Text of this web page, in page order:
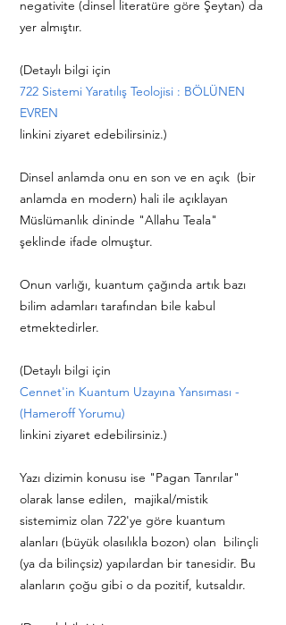
negativite (dinsel literatüre göre Şeytan) da
yer almıştır.
(Detaylı bilgi için
722 Sistemi Yaratılış Teolojisi : BÖLÜNEN
EVREN
linkini ziyaret edebilirsiniz.)
Dinsel anlamda onu en son ve en açık (bir
anlamda en modern) hali ile açıklayan
Müslümanlık dininde "Allahu Teala"
şeklinde ifade olmuştur.
Onun varlığı, kuantum çağında artık bazı
bilim adamları tarafından bile kabul
etmektedirler.
(Detaylı bilgi için
Cennet'in Kuantum Uzayına Yansıması -
(Hameroff Yorumu)
linkini ziyaret edebilirsiniz.)
Yazı dizimin konusu ise "Pagan Tanrılar"
olarak lanse edilen, majikal/mistik
sistemimiz olan 722'ye göre kuantum
alanları (büyük olasılıkla bozon) olan bilinçli
(ya da bilinçsiz) yapılardan bir tanesidir. Bu
alanların çoğu gibi o da pozitif, kutsaldır.